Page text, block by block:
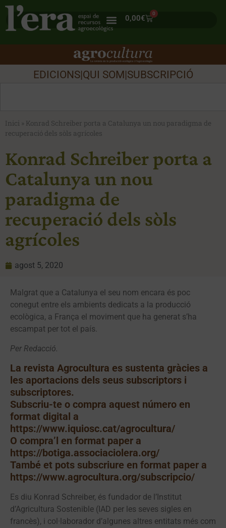
0,00€
0
EDICIONS|QUI SOM|SUBSCRIPCIÓ
Inici » Konrad Schreiber porta a Catalunya un nou paradigma de
recuperació dels sòls agrícoles
Konrad Schreiber porta a
Catalunya un nou
paradigma de
recuperació dels sòls
agrícoles
agost 5, 2020
Malgrat que a Catalunya el seu nom encara és poc
conegut entre els ambients dedicats a la producció
ecològica, a França el moviment que ha generat s’ha
escampat per tot el país.
Per Redacció.
La revista Agrocultura es sustenta gràcies a
les aportacions dels seus subscriptors i
subscriptores.
Subscriu-te o compra aquest número en
format digital a
https://www.iquiosc.cat/agrocultura/
O compra’l en format paper a
https://botiga.associaciolera.org/
També et pots subscriure en format paper a
https://www.agrocultura.org/subscripcio/
Es diu Konrad Schreiber, és fundador de l’Institut
d’Agricultura Sostenible (IAD per les seves sigles en
francès), i col·laborador d’algunes altres entitats més com